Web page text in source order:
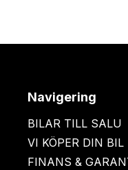
Navigering
BILAR TILL SALU
VI KÖPER DIN BIL
FINANS &